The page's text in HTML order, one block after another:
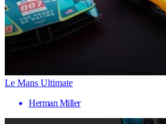
Le Mans Ultimate
Herman Miller